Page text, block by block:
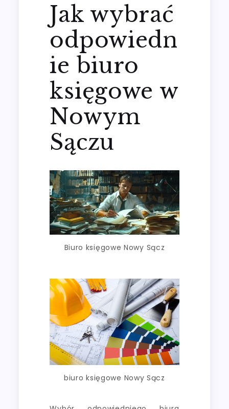
Jak wybrać
odpowiedn
ie biuro
księgowe w
Nowym
Sączu
Biuro księgowe Nowy Sącz
biuro księgowe Nowy Sącz